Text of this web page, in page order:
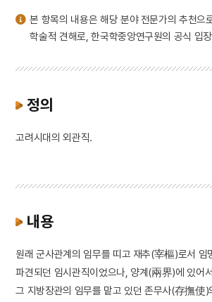
5 삼
7
3·1운동
10 관경소기
본 항목의 내용은 해당 분야 전문가의 추천으
학술적 견해로, 한국학중앙연구원의 공식 입
정의
고려시대의 외관직.
내용
원래 군사관계의 임무를 띠고 재추(宰樞)로서 임
파견되던 임시관직이었으나, 양계(兩界)에 있어
그 지방장관의 임무를 맡고 있던 존무사(存撫使)